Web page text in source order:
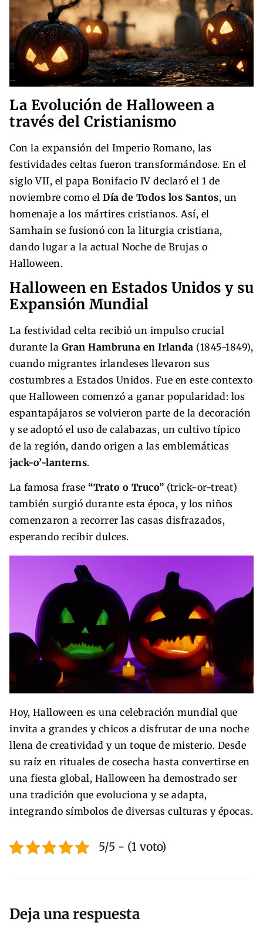
La Evolución de Halloween a
través del Cristianismo
Con la expansión del Imperio Romano, las
festividades celtas fueron transformándose. En el
siglo VII, el papa Bonifacio IV declaró el 1 de
noviembre como el Día de Todos los Santos, un
homenaje a los mártires cristianos. Así, el
Samhain se fusionó con la liturgia cristiana,
dando lugar a la actual Noche de Brujas o
Halloween.
Halloween en Estados Unidos y su
Expansión Mundial
La festividad celta recibió un impulso crucial
durante la Gran Hambruna en Irlanda (1845-1849),
cuando migrantes irlandeses llevaron sus
costumbres a Estados Unidos. Fue en este contexto
que Halloween comenzó a ganar popularidad: los
espantapájaros se volvieron parte de la decoración
y se adoptó el uso de calabazas, un cultivo típico
de la región, dando origen a las emblemáticas
jack-o’-lanterns.
La famosa frase “Trato o Truco” (trick-or-treat)
también surgió durante esta época, y los niños
comenzaron a recorrer las casas disfrazados,
esperando recibir dulces.
Hoy, Halloween es una celebración mundial que
invita a grandes y chicos a disfrutar de una noche
llena de creatividad y un toque de misterio. Desde
su raíz en rituales de cosecha hasta convertirse en
una fiesta global, Halloween ha demostrado ser
una tradición que evoluciona y se adapta,
integrando símbolos de diversas culturas y épocas.
5/5 - (1 voto)
Deja una respuesta